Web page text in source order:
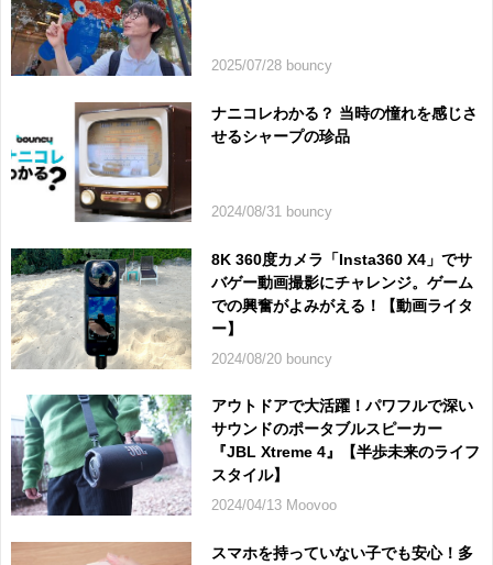
2025/07/28 bouncy
ナニコレわかる？ 当時の憧れを感じさ
せるシャープの珍品
2024/08/31 bouncy
8K 360度カメラ「Insta360 X4」でサ
バゲー動画撮影にチャレンジ。ゲーム
での興奮がよみがえる！【動画ライタ
ー】
2024/08/20 bouncy
アウトドアで大活躍！パワフルで深い
サウンドのポータブルスピーカー
『JBL Xtreme 4』【半歩未来のライフ
スタイル】
2024/04/13 Moovoo
スマホを持っていない子でも安心！多